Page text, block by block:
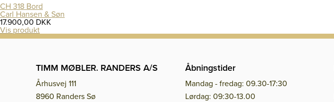
CH 318 Bord
Carl Hansen & Søn
17.900,00 DKK
Vis produkt
TIMM MØBLER. RANDERS A/S
Århusvej 111
8960 Randers Sø
Åbningstider
Mandag - fredag: 09.30-17:30
Lørdag: 09:30-13.00